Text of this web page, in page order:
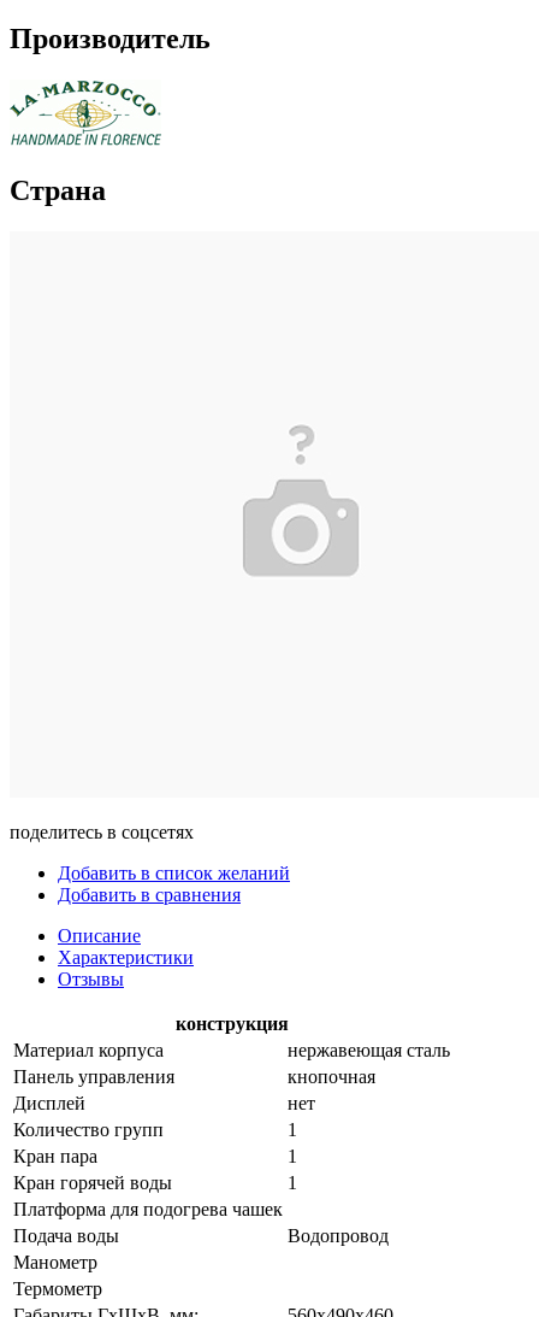
Производитель
Страна
поделитесь в соцсетях
Добавить в список желаний
Добавить в сравнения
Описание
Характеристики
Отзывы
конструкция
Материал корпуса
нержавеющая сталь
Панель управления
кнопочная
Дисплей
нет
Количество групп
1
Кран пара
1
Кран горячей воды
1
Платформа для подогрева чашек
Подача воды
Водопровод
Манометр
Термометр